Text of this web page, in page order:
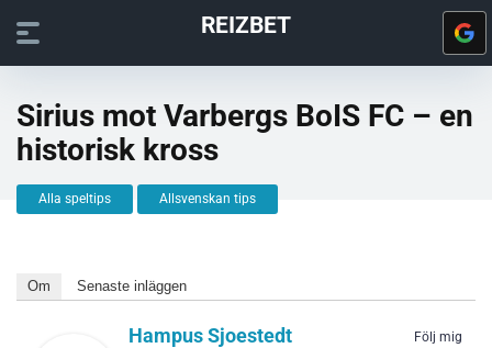
REIZBET
Sirius mot Varbergs BoIS FC – en
historisk kross
Alla speltips Allsvenskan tips
Om Senaste inläggen
Följ mig
Hampus Sjoestedt